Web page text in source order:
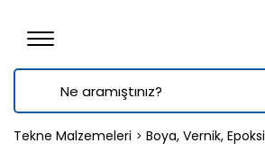
Tekne Malzemeleri Boya, Vernik, Epoksi